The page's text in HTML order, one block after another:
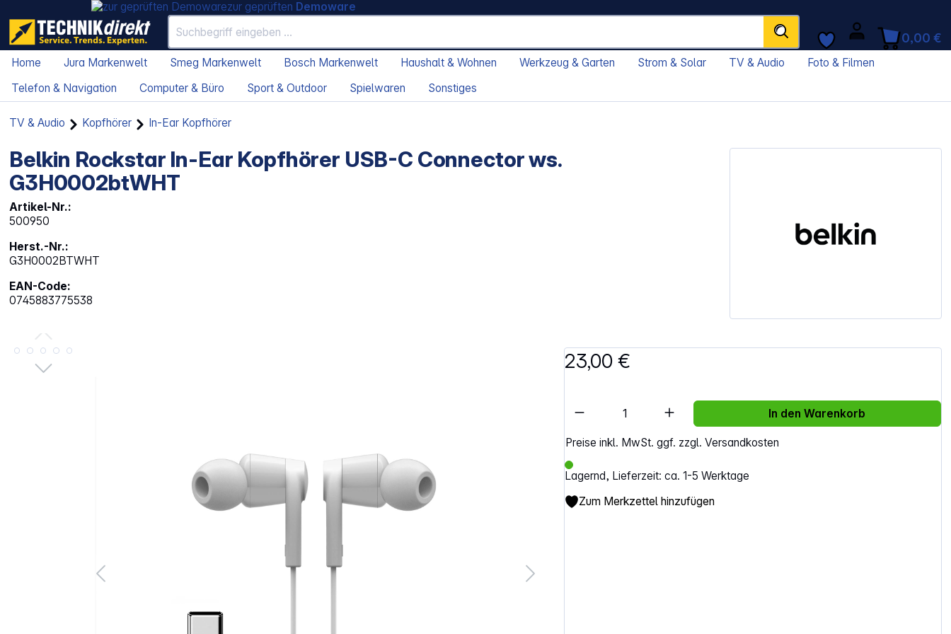
zur geprüften Demoware
0,00 €
Home Jura Markenwelt Smeg Markenwelt Bosch Markenwelt Haushalt & Wohnen Werkzeug & Garten Strom & Solar TV & Audio
Foto & Filmen
Telefon & Navigation
Computer & Büro Sport & Outdoor Spielwaren Sonstiges
TV & Audio Kopfhörer In-Ear Kopfhörer
Belkin Rockstar In-Ear Kopfhörer USB-C Connector ws.
G3H0002btWHT
Artikel-Nr.:
500950
Herst.-Nr.:
G3H0002BTWHT
EAN-Code:
0745883775538
Bildergalerie überspringen 23,00 €
Preise inkl. MwSt. ggf. zzgl. Versandkosten
Lagernd, Lieferzeit: ca. 1-5 Werktage
Artikel Anzahl: Gib den gewünschten Wert ein
In den Warenkorb
Zum Merkzettel hinzufügen